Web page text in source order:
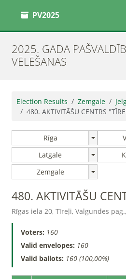
PV2025
2025. GADA
VĒLĒŠANAS
Election Results Zemgale
480. AKTIVITĀŠU CENTRS
Rīga
Latgale
Zemgale
480. AKTIVITĀŠU
Rīgas iela 20, Tīreļi, Valgundes
Voters: 160
Valid envelopes: 160
Valid ballots: 160 (100,00%)